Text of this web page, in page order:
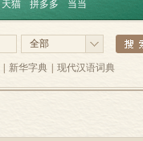
天猫
拼多多 当当
全部
新华字典 现代汉语词典